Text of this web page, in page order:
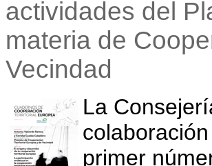
actividades del
materia de
Vecindad
La
primer